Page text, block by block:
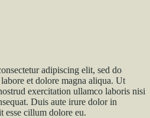
adipiscing elit, sed do
et dolore magna aliqua. Ut
exercitation ullamco laboris nisi
Duis aute irure dolor in
esse cillum dolore eu.